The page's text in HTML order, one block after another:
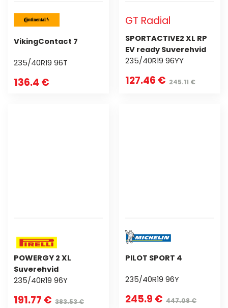
VikingContact 7
235/40R19 96T
136.4 €
GT Radial
SPORTACTIVE2 XL RP
EV ready Suverehvid
235/40R19 96YY
127.46 € 245.11 €
POWERGY 2 XL
Suverehvid
235/40R19 96Y
191.77 € 383.53 €
PILOT SPORT 4
235/40R19 96Y
245.9 € 447.08 €